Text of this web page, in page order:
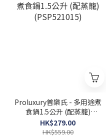
Proluxury普樂氏 - 多用途煮
食鍋1.5公升 (配蒸籠)
(PSP521015)
HK$279.00
HK$559.00